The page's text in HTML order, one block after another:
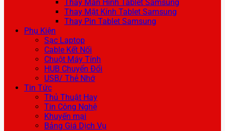
Thay Màn Hình Tablet Samsung
Thay Mặt Kính Tablet Samsung
Thay Pin Tablet Samsung
Phụ Kiện
Sạc Laptop
Cable Kết Nối
Chuột Máy Tính
HUB Chuyển Đổi
USB/ Thẻ Nhớ
Tin Tức
Thủ Thuật Hay
Tin Công Nghệ
Khuyến mại
Bảng Giá Dịch Vụ